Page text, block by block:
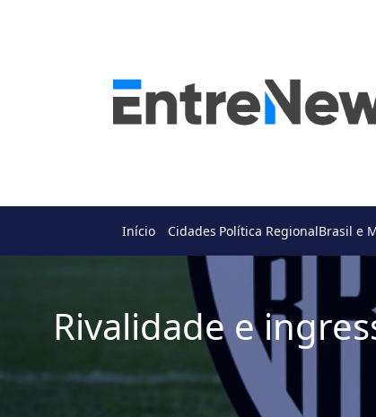
Início Cidades Política RegionalBrasil e
Rivalidade e